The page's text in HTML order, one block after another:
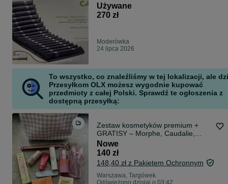
Używane
270 zł
Moderówka
24 lipca 2026
To wszystko, co znaleźliśmy w tej lokalizacji, ale
Przesyłkom OLX możesz wygodnie kupować
przedmioty z całej Polski. Sprawdź te ogłoszenia z
dostępną przesyłką:
Zestaw kosmetyków premium +
GRATISY – Morphe, Caudalie,
Kosas, Pixi, Sephora
Nowe
140 zł
148,40 zł z Pakietem Ochronnym
Warszawa, Targówek